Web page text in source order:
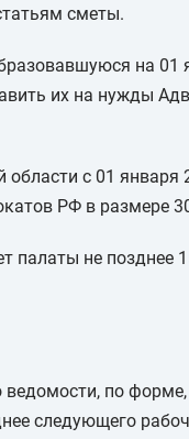
сметы.
на 01
их на нужды
с 01 января
РФ в размере
палаты не позднее
по
следующего